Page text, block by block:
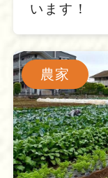
います！
農家